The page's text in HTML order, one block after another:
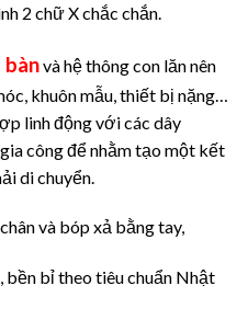
2 chữ X chắc chắn.
bànvà hệ thông con lăn nên
khuôn mẫu, thiết bị nặng…
linh động với các dây
công để nhằm tạo một kết
di chuyển.
và bóp xả bằng tay,
bền bỉ theo tiêu chuẩn Nhật